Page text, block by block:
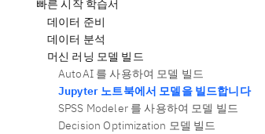
빠른 시작 학습서
데이터 준비
데이터 분석
머신 러닝 모델 빌드
AutoAI 를 사용하여 모델 빌드
Jupyter 노트북에서 모델을 빌드합니다
SPSS Modeler 를 사용하여 모델 빌드
Decision Optimization 모델 빌드